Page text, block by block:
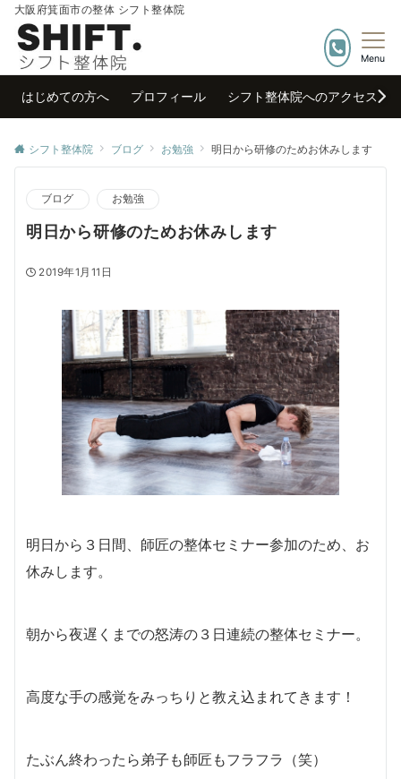
大阪府箕面市の整体 シフト整体院
Menu
はじめての方へ プロフィール シフト整体院へのアクセス
シフト整体院 ブログ お勉強 明日から研修のためお休みします
ブログ お勉強
明日から研修のためお休みします
2019年1月11日
明日から３日間、師匠の整体セミナー参加のため、お
休みします。
朝から夜遅くまでの怒涛の３日連続の整体セミナー。
高度な手の感覚をみっちりと教え込まれてきます！
たぶん終わったら弟子も師匠もフラフラ（笑）